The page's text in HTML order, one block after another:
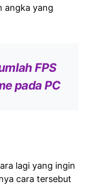
angka yang
FPS
pada PC
lagi yang ingin
cara tersebut